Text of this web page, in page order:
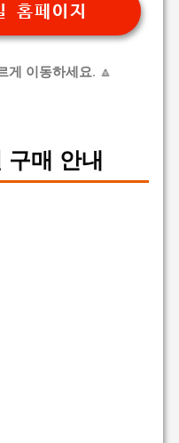
홈페이지
게 이동하세요. 🔼
매 안내